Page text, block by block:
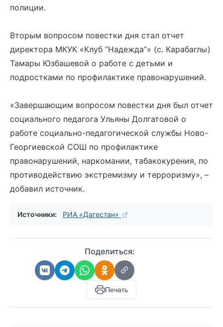
полиции.
Вторым вопросом повестки дня стал отчет
директора МКУК «Клуб “Надежда”» (с. Карабаглы)
Тамары Юзбашевой о работе с детьми и
подростками по профилактике правонарушений.
«Завершающим вопросом повестки дня был отчет
социального педагога Ульяны Долгатовой о
работе социально-педагогической службы Ново-
Георгиевской СОШ по профилактике
правонарушений, наркомании, табакокурения, по
противодействию экстремизму и терроризму», –
добавил источник.
Источники: РИА «Дагестан»
Поделиться:
Печать